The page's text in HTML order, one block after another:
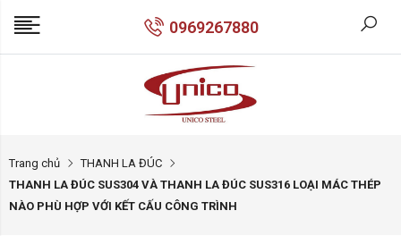
0969267880
Trang chủ
THANH LA ĐÚC
THANH LA ĐÚC SUS304 VÀ THANH LA ĐÚC SUS316 LOẠI MÁC THÉP
NÀO PHÙ HỢP VỚI KẾT CẤU CÔNG TRÌNH